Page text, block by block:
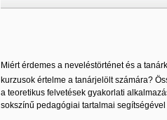
Miért érdemes a neveléstörténet és a
kurzusok értelme a tanárjelölt számára?
a teoretikus felvetések gyakorlati
sokszínű pedagógiai tartalmai